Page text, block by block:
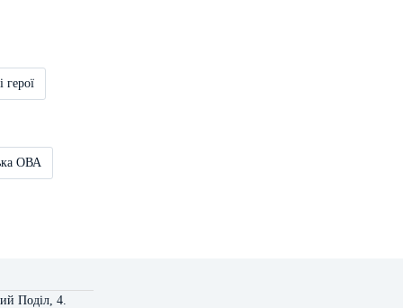
герої
ОВА
Поділ, 4.